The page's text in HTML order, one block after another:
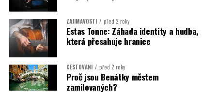
ZAJÍMAVOSTI před 2 roky
Estas Tonne: Záhada identity a hudba,
která přesahuje hranice
CESTOVÁNÍ před 2 roky
Proč jsou Benátky městem
zamilovaných?